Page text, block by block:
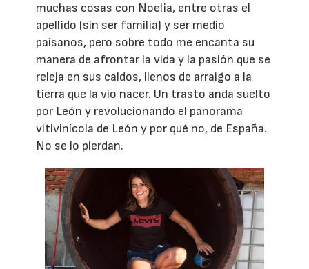
muchas cosas con Noelia, entre otras el
apellido (sin ser familia) y ser medio
paisanos, pero sobre todo me encanta su
manera de afrontar la vida y la pasión que se
releja en sus caldos, llenos de arraigo a la
tierra que la vio nacer. Un trasto anda suelto
por León y revolucionando el panorama
vitivinícola de León y por qué no, de España.
No se lo pierdan.